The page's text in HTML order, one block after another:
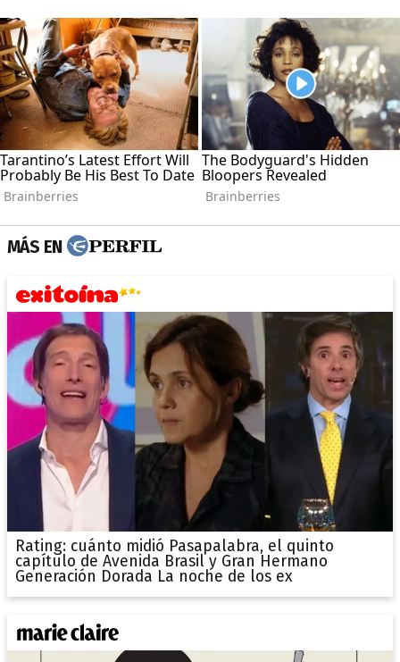
MÁS EN
Rating: cuánto midió Pasapalabra, el quinto
capítulo de Avenida Brasil y Gran Hermano
Generación Dorada La noche de los ex